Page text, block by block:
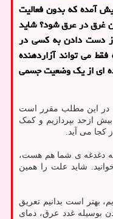
آمده که بدون فعالیت
غرق در عرق شود؟ شاید
از دست دادن به کسی در
می تواند آزاردهنده
ای از یک وضعیت جسمی
در این مطلب مقرر است
ازحد بپردازیم و کمک
کجا می آید.
دغدغه ی شما هم هست،
شاید علت را همین
بهتر است بدانیم تعریق
بوسیله غدد عرق، دمای